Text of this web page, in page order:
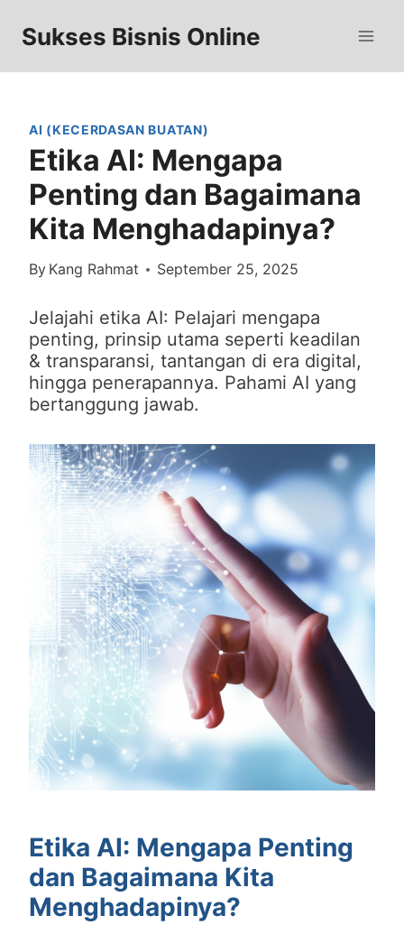
content
Sukses Bisnis Online
AI (KECERDASAN BUATAN)
Etika AI: Mengapa
Penting dan Bagaimana
Kita Menghadapinya?
By Kang Rahmat September 25, 2025
Jelajahi etika AI: Pelajari mengapa
penting, prinsip utama seperti keadilan
& transparansi, tantangan di era digital,
hingga penerapannya. Pahami AI yang
bertanggung jawab.
Etika AI: Mengapa Penting
dan Bagaimana Kita
Menghadapinya?